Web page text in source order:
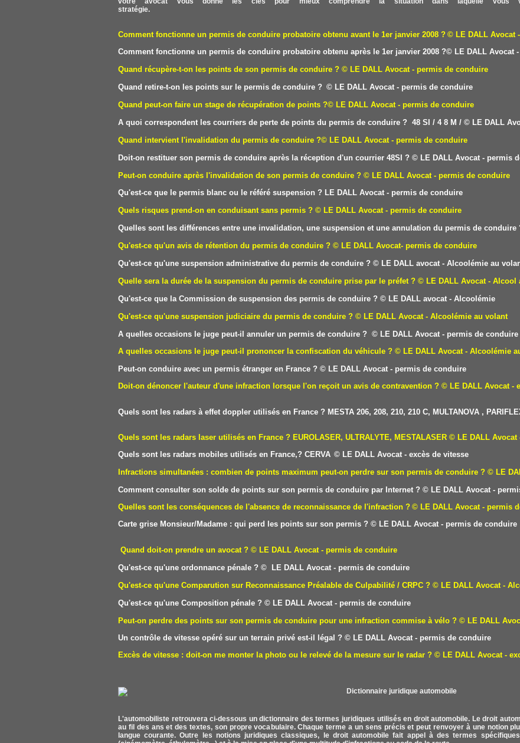
stratégie.
Comment fonctionne un permis de conduire probatoire obtenu avant le 1er janvier 2008 ? © LE DALL Avocat
Comment fonctionne un permis de conduire probatoire obtenu après le 1er janvier 2008 ?© LE DALL Avocat
Quand récupère-t-on les points de son permis de conduire ? © LE DALL Avocat - permis de conduire
Quand retire-t-on les points sur le permis de conduire ? © LE DALL Avocat - permis de conduire
Quand peut-on faire un stage de récupération de points ?© LE DALL Avocat - permis de conduire
A quoi correspondent les courriers de perte de points du permis de conduire ? 48 SI / 4 8 M / © LE DALL
Quand intervient l'invalidation du permis de conduire ?© LE DALL Avocat - permis de conduire
Doit-on restituer son permis de conduire après la réception d'un courrier 48SI ? © LE DALL Avocat - permis
Peut-on conduire après l'invalidation de son permis de conduire ? © LE DALL Avocat - permis de conduire
Qu'est-ce que le permis blanc ou le référé suspension ? LE DALL Avocat - permis de conduire
Quels risques prend-on en conduisant sans permis ? © LE DALL Avocat - permis de conduire
Quelles sont les différences entre une invalidation, une suspension et une annulation du permis de conduire
Qu'est-ce qu'un avis de rétention du permis de conduire ? © LE DALL Avocat- permis de conduire
Qu'est-ce qu'une suspension administrative du permis de conduire ? © LE DALL avocat - Alcoolémie au
Quelle sera la durée de la suspension du permis de conduire prise par le préfet ? © LE DALL Avocat - Alcool
Qu'est-ce que la Commission de suspension des permis de conduire ? © LE DALL avocat - Alcoolémie
Qu'est-ce qu'une suspension judiciaire du permis de conduire ? © LE DALL Avocat - Alcoolémie au volant
A quelles occasions le juge peut-il annuler un permis de conduire ? © LE DALL Avocat - permis de conduire
A quelles occasions le juge peut-il prononcer la confiscation du véhicule ? © LE DALL Avocat - Alcoolémie
Peut-on conduire avec un permis étranger en France ? © LE DALL Avocat - permis de conduire
Doit-on dénoncer l'auteur d'une infraction lorsque l'on reçoit un avis de contravention ? © LE DALL Avocat -
Quels sont les radars à effet doppler utilisés en France ? MESTA 206, 208, 210, 210 C, MULTANOVA ,
Quels sont les radars laser utilisés en France ? EUROLASER, ULTRALYTE, MESTALASER © LE DALL Avocat
Quels sont les radars mobiles utilisés en France,? CERVA © LE DALL Avocat - excès de vitesse
Infractions simultanées : combien de points maximum peut-on perdre sur son permis de conduire ? © LE
Comment consulter son solde de points sur son permis de conduire par Internet ? © LE DALL Avocat -
Quelles sont les conséquences de l'absence de reconnaissance de l'infraction ? © LE DALL Avocat - permis
Carte grise Monsieur/Madame : qui perd les points sur son permis ? © LE DALL Avocat - permis de conduire
Quand doit-on prendre un avocat ? © LE DALL Avocat - permis de conduire
Qu'est-ce qu'une ordonnance pénale ? © LE DALL Avocat - permis de conduire
Qu'est-ce qu'une Comparution sur Reconnaissance Préalable de Culpabilité / CRPC ? © LE DALL Avocat -
Qu'est-ce qu'une Composition pénale ? © LE DALL Avocat - permis de conduire
Peut-on perdre des points sur son permis de conduire pour une infraction commise à vélo ? © LE DALL
Un contrôle de vitesse opéré sur un terrain privé est-il légal ? © LE DALL Avocat - permis de conduire
Excès de vitesse : doit-on me monter la photo ou le relevé de la mesure sur le radar ? © LE DALL Avocat -
L'automobiliste retrouvera ci-dessous un dictionnaire des termes juridiques utilisés en droit automobile. Le droit
au fil des ans et des textes, son propre vocabulaire. Chaque terme a un sens précis et peut renvoyer à une notion
langue courante. Outre les notions juridiques classiques, le droit automobile fait appel à des termes